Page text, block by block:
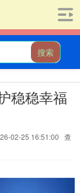
搜索
稳稳幸福
02-25 16:51:00 查